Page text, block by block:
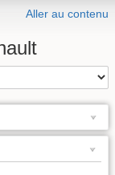
Aller au contenu